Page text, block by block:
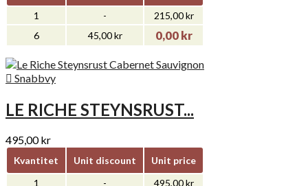
1
-
215,00 kr
6
45,00 kr 0,00 kr
 Snabbvy
LE RICHE STEYNSRUST...
495,00 kr
Kvantitet Unit discount
Unit price
1
-
495,00 kr